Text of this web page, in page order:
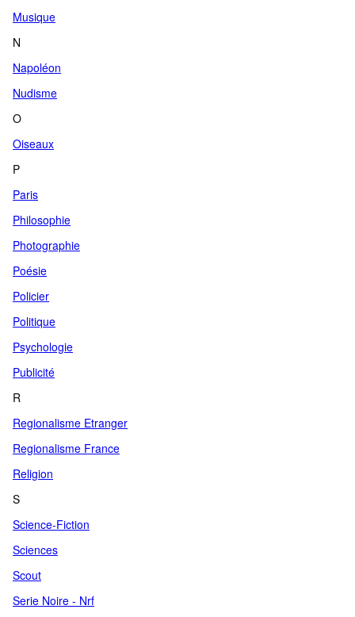
Musique
N
Napoléon
Nudisme
O
Oiseaux
P
Paris
Philosophie
Photographie
Poésie
Policier
Politique
Psychologie
Publicité
R
Regionalisme Etranger
Regionalisme France
Religion
S
Science-Fiction
Sciences
Scout
Serie Noire - Nrf